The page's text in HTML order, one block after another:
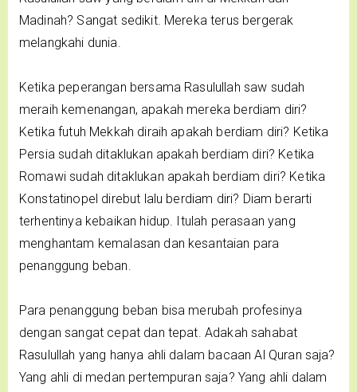
Madinah? Sangat sedikit. Mereka terus bergerak
melangkahi dunia.
Ketika peperangan bersama Rasulullah saw sudah
meraih kemenangan, apakah mereka berdiam diri?
Ketika futuh Mekkah diraih apakah berdiam diri? Ketika
Persia sudah ditaklukan apakah berdiam diri? Ketika
Romawi sudah ditaklukan apakah berdiam diri? Ketika
Konstatinopel direbut lalu berdiam diri? Diam berarti
terhentinya kebaikan hidup. Itulah perasaan yang
menghantam kemalasan dan kesantaian para
penanggung beban.
Para penanggung beban bisa merubah profesinya
dengan sangat cepat dan tepat. Adakah sahabat
Rasulullah yang hanya ahli dalam bacaan Al Quran saja?
Yang ahli di medan pertempuran saja? Yang ahli dalam